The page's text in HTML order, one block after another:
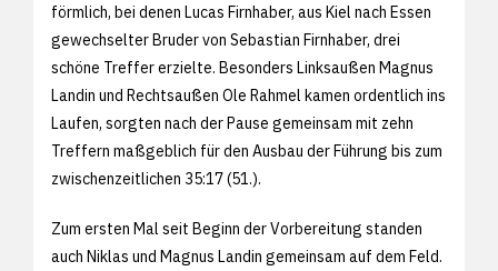
förmlich, bei denen Lucas Firnhaber, aus Kiel nach Essen
gewechselter Bruder von Sebastian Firnhaber, drei
schöne Treffer erzielte. Besonders Linksaußen Magnus
Landin und Rechtsaußen Ole Rahmel kamen ordentlich ins
Laufen, sorgten nach der Pause gemeinsam mit zehn
Treffern maßgeblich für den Ausbau der Führung bis zum
zwischenzeitlichen 35:17 (51.).
Zum ersten Mal seit Beginn der Vorbereitung standen
auch Niklas und Magnus Landin gemeinsam auf dem Feld.